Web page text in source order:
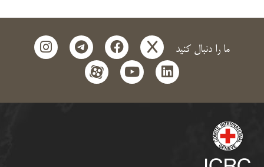
ما را دنبال کنید x
facebook
telegram
instagram
linkedin
youtube
aparat